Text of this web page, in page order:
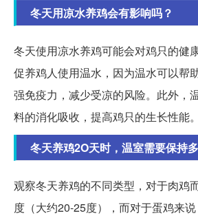
冬天用凉水养鸡会有影响吗？
冬天使用凉水养鸡可能会对鸡只的健
促养鸡人使用温水，因为温水可以帮
强免疫力，减少受凉的风险。此外，
料的消化吸收，提高鸡只的生长性能。
冬天养鸡2O天时，温室需要保持
观察冬天养鸡的不同类型，对于肉鸡
度（大约20-25度），而对于蛋鸡来说